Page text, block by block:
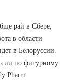
рай в Сбере,
в области
в Белоруссии.
по фигурному
Pharm